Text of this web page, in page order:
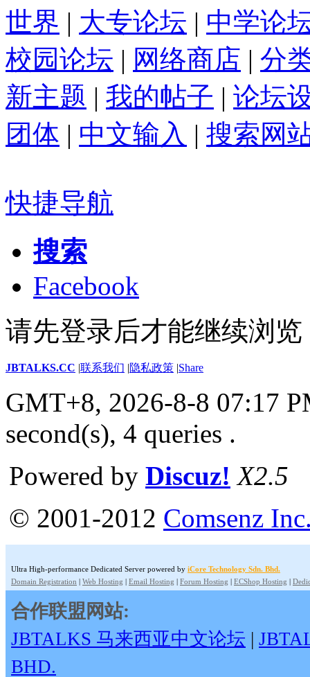
世界 | 大专论坛 | 中学论
校园论坛 | 网络商店 | 分
新主题 | 我的帖子 | 论坛
团体 | 中文输入 | 搜索网
快捷导航
搜索
Facebook
请先登录后才能继续浏览
JBTALKS.CC |联系我们 |隐私政策 |Share
GMT+8, 2026-8-8 07:17
second(s), 4 queries .
Powered by Discuz! X2.5
© 2001-2012 Comsenz
Ultra High-performance Dedicated Server powered by iCore Technology Sdn. Bhd.
Domain Registration | Web Hosting | Email Hosting | Forum Hosting | ECShop Hosting |
合作联盟网站:
JBTALKS 马来西亚中文论坛 |
BHD.